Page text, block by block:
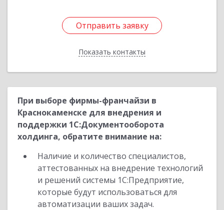
Отправить заявку
Показать контакты
Отправить заявку
Назад
При выборе фирмы-франчайзи в
Краснокаменске для внедрения и
поддержки 1С:Документооборота
холдинга, обратите внимание на:
Наличие и количество специалистов,
аттестованных на внедрение технологий
и решений системы 1С:Предприятие,
которые будут использоваться для
автоматизации ваших задач.